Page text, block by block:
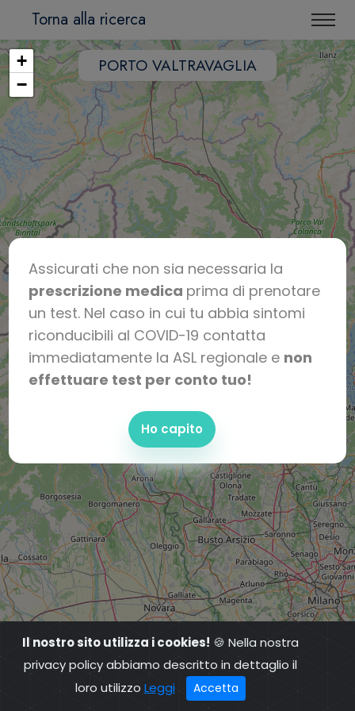
Assicurati che non sia necessaria la
prescrizione medica prima di prenotare
un test. Nel caso in cui tu abbia sintomi
riconducibili al COVID-19 contatta
immediatamente la ASL regionale e non
effettuare test per conto tuo!
Ho capito
Torna alla ricerca
PORTO VALTRAVAGLIA
+
−
Il nostro sito utilizza i cookies! 🍪 Nella nostra
privacy policy abbiamo descritto in dettaglio il
loro utilizzo Leggi Accetta